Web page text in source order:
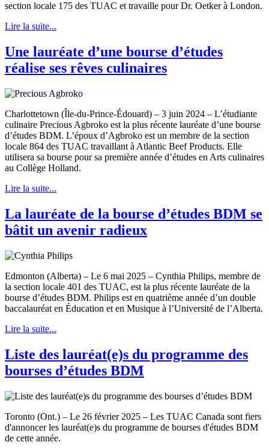
section locale 175 des TUAC et travaille pour Dr. Oetker à London.
Lire la suite...
Une lauréate d’une bourse d’études
réalise ses rêves culinaires
Charlottetown (Île-du-Prince-Édouard) – 3 juin 2024 – L’étudiante
culinaire Precious Agbroko est la plus récente lauréate d’une bourse
d’études BDM. L’époux d’Agbroko est un membre de la section
locale 864 des TUAC travaillant à Atlantic Beef Products. Elle
utilisera sa bourse pour sa première année d’études en Arts culinaires
au Collège Holland.
Lire la suite...
La lauréate de la bourse d’études BDM se
bâtit un avenir radieux
Edmonton (Alberta) – Le 6 mai 2025 – Cynthia Philips, membre de
la section locale 401 des TUAC, est la plus récente lauréate de la
bourse d’études BDM. Philips est en quatrième année d’un double
baccalauréat en Éducation et en Musique à l’Université de l’Alberta.
Lire la suite...
Liste des lauréat(e)s du programme des
bourses d’études BDM
Toronto (Ont.) – Le 26 février 2025 – Les TUAC Canada sont fiers
d'annoncer les lauréat(e)s du programme de bourses d'études BDM
de cette année.